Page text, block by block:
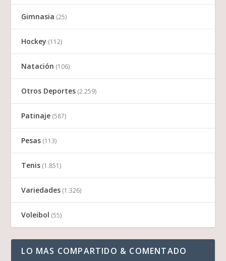
Gimnasia (25)
Hockey (112)
Natación (106)
Otros Deportes (2.259)
Patinaje (587)
Pesas (113)
Tenis (1.851)
Variedades (1.326)
Voleibol (55)
LO MAS COMPARTIDO & COMENTADO